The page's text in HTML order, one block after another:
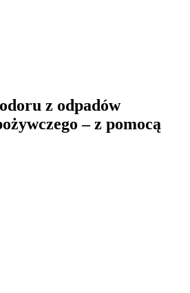
z odpadów
– z pomocą